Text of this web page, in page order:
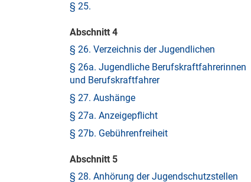
§ 25.
Abschnitt 4
§ 26. Verzeichnis der Jugendlichen
§ 26a. Jugendliche Berufskraftfahrerinnen
und Berufskraftfahrer
§ 27. Aushänge
§ 27a. Anzeigepflicht
§ 27b. Gebührenfreiheit
Abschnitt 5
§ 28. Anhörung der Jugendschutzstellen